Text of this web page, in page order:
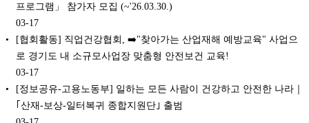
프로그램」 참가자 모집 (~'26.03.30.)
03-17
[협회활동] 직업건강협회, ‍➡️"찾아가는 산업재해 예방교육" 사업으
로 경기도 내 소규모사업장 맞춤형 안전보건 교육!
03-17
[정보공유-고용노동부] 일하는 모든 사람이 건강하고 안전한 나라｜
｢산재-보상-일터복귀 종합지원단｣ 출범